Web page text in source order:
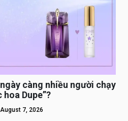
càng nhiều người chạy
Dupe”?
August 7, 2026